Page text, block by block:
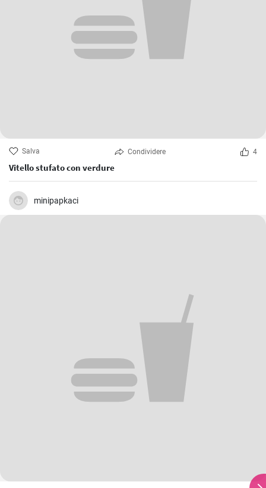
Salva Condividere 4
Vitello stufato con verdure
minipapkaci